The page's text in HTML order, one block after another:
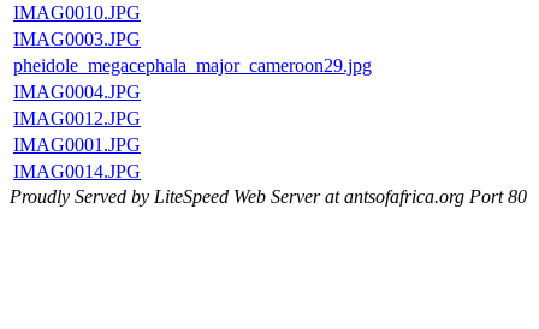
IMAG0010.JPG
IMAG0003.JPG
pheidole_megacephala_major_cameroon29.jpg
IMAG0004.JPG
IMAG0012.JPG
IMAG0001.JPG
IMAG0014.JPG
Proudly Served by LiteSpeed Web Server at antsofafrica.org Port 80